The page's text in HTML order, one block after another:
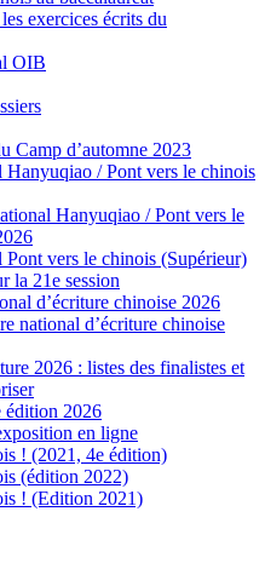
exercices écrits du
OIB
Camp d’automne 2023
Hanyuqiao / Pont vers le chinois
Hanyuqiao / Pont vers le
vers le chinois (Supérieur)
la 21e session
d’écriture chinoise 2026
national d’écriture chinoise
2026 : listes des finalistes et
édition 2026
en ligne
! (2021, 4e édition)
(édition 2022)
! (Edition 2021)